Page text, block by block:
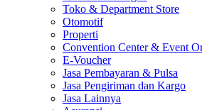
Toko & Department Store
Otomotif
Properti
Convention Center & Event
E-Voucher
Jasa Pembayaran & Pulsa
Jasa Pengiriman dan Kargo
Jasa Lainnya